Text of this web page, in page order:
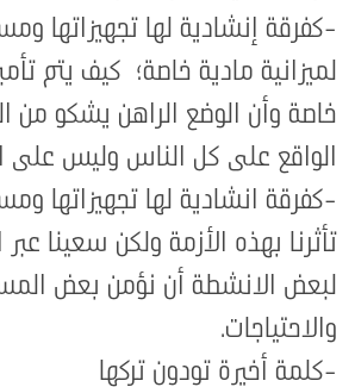
-كفرقة إنشادية لها تجهيزاتها
لميزانية مادية خاصة؛ كيف يتم
خاصة وأن الوضع الراهن يشكو من
الواقع على كل الناس وليس
-كفرقة انشادية لها تجهيزاتها
تأثرنا بهذه الأزمة ولكن سعينا عبر
لبعض الانشطة أن نؤمن بعض
والاحتياجات.
-كلمة أخيرة تودون تركها